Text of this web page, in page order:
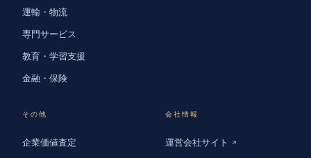
運輸・物流
専門サービス
教育・学習支援
金融・保険
その他
企業価値査定
会社情報
運営会社サイト ↗